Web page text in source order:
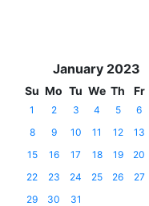
January 2023
Su Mo Tu We Th Fr
1 2 3 4 5 6
8
9 10 11 12 13
15
16 17 18 19 20
22
23 24 25 26 27
29
30 31